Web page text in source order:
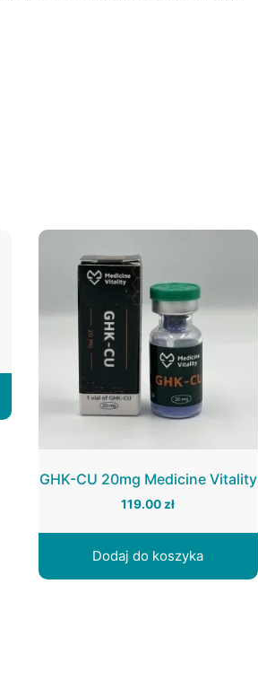
GHK-CU 20mg Medicine Vitality
119.00zł
Dodaj do koszyka